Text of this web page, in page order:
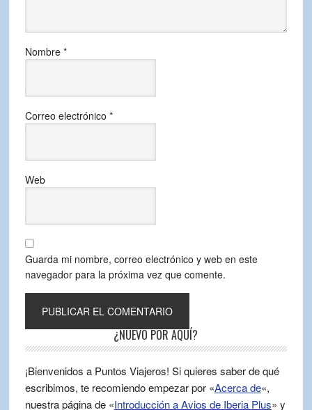
Nombre *
Correo electrónico *
Web
Guarda mi nombre, correo electrónico y web en este
navegador para la próxima vez que comente.
¿NUEVO POR AQUÍ?
¡Bienvenidos a Puntos Viajeros! Si quieres saber de qué
escribimos, te recomiendo empezar por «Acerca de«,
nuestra página de «Introducción a Avios de Iberia Plus» y